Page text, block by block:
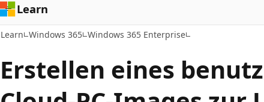
Learn
Learn Windows 365 Windows 365 Enterprise
Erstellen eines